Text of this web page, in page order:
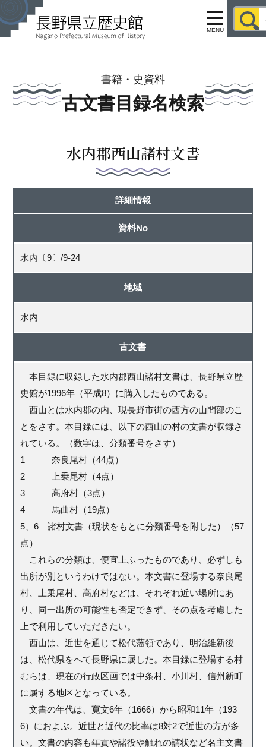
MENU
書籍・史資料
古文書目録名検索
水内郡西山諸村文書
詳細情報
資料No
水内〔9〕/9-24
地域
水内
古文書
本目録に収録した水内郡西山諸村文書は、長野県立歴
史館が1996年（平成8）に購入したものである。
西山とは水内郡の内、現長野市街の西方の山間部のこ
とをさす。本目録には、以下の西山の村の文書が収録さ
れている。（数字は、分類番号をさす）
1 奈良尾村（44点）
2 上乗尾村（4点）
3 高府村（3点）
4 馬曲村（19点）
5、6 諸村文書（現状をもとに分類番号を附した）（57
点）
これらの分類は、便宜上ふったものであり、必ずしも
出所が別というわけではない。本文書に登場する奈良尾
村、上乗尾村、高府村などは、それぞれ近い場所にあ
り、同一出所の可能性も否定できず、その点を考慮した
上で利用していただきたい。
西山は、近世を通じて松代藩領であり、明治維新後
は、松代県をへて長野県に属した。本目録に登場する村
むらは、現在の行政区画では中条村、小川村、信州新町
に属する地区となっている。
文書の年代は、寛文6年（1666）から昭和11年（193
6）におよぶ。近世と近代の比率は8対2で近世の方が多
い。文書の内容も年貢や諸役や触れの請状など名主文書